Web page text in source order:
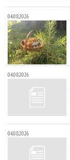
04.08.2026
04.08.2026
04.08.2026